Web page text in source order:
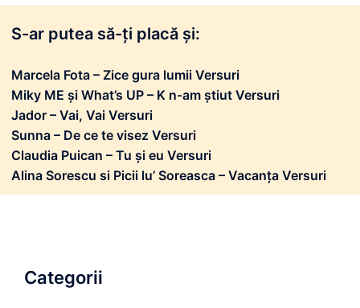
S-ar putea să-ți placă și:
Marcela Fota – Zice gura lumii Versuri
Miky ME și What’s UP – K n-am știut Versuri
Jador – Vai, Vai Versuri
Sunna – De ce te visez Versuri
Claudia Puican – Tu și eu Versuri
Alina Sorescu si Picii lu’ Soreasca – Vacanța Versuri
Categorii